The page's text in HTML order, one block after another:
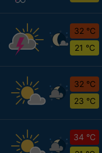
32 °C
21 °C
32 °C
23 °C
34 °C